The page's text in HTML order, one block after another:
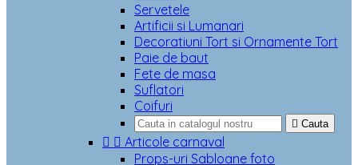
Servetele
Artificii si Lumanari
Decoratiuni Tort si Ornamente Tort
Paie de baut
Fete de masa
Suflatori
Coifuri
 Cauta
  Articole carnaval
Props-uri Sabloane foto